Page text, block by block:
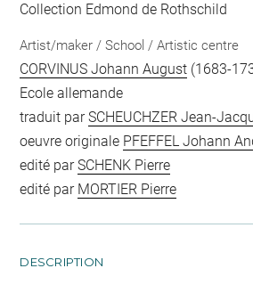
Collection Edmond de Rothschild
Artist/maker / School / Artistic centre
CORVINUS Johann August (1683-
Ecole allemande
traduit parSCHEUCHZER Jean-
oeuvre originale PFEFFEL Johann
edité parSCHENK Pierre
edité par MORTIER Pierre
DESCRIPTION